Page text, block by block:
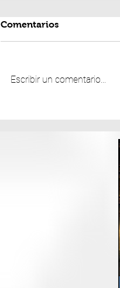
Comentarios
Escribir un comentario...